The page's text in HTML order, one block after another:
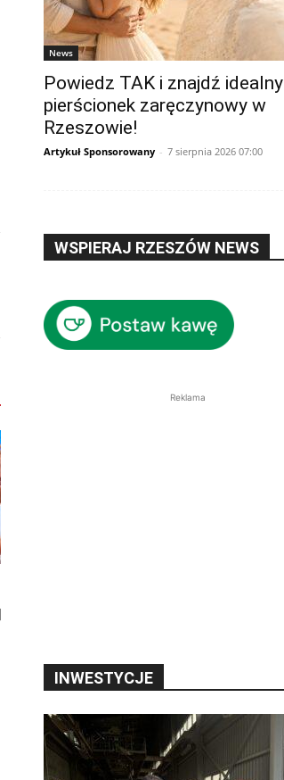
News
Powiedz TAK i znajdź idealny
pierścionek zaręczynowy w
Rzeszowie!
Artykuł Sponsorowany - 7 sierpnia 2026 07:00
WSPIERAJ RZESZÓW NEWS
Reklama
INWESTYCJE